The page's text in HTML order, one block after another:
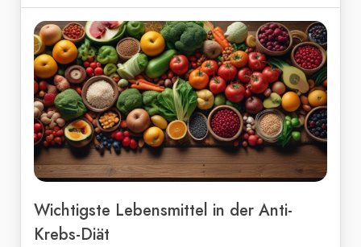
Wichtigste Lebensmittel in der Anti-
Krebs-Diät